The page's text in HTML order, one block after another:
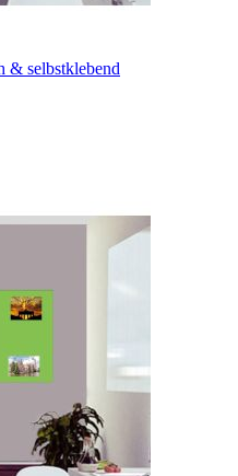
& selbstklebend